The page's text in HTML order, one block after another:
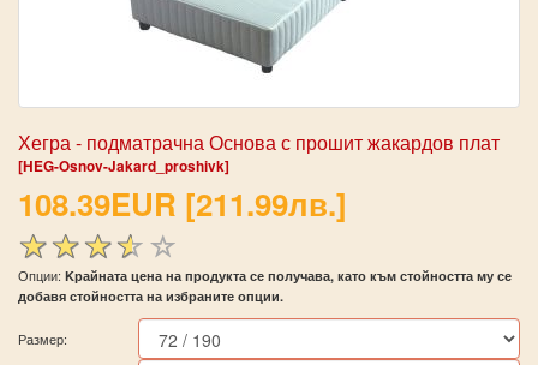
Хегра - подматрачна Основа с прошит жакардов плат
[HEG-Osnov-Jakard_proshivk]
108.39EUR [211.99лв.]
Опции: Kрайната цена на продукта се получава, като към стойността му се
добавя стойността на избраните опции.
Размер: